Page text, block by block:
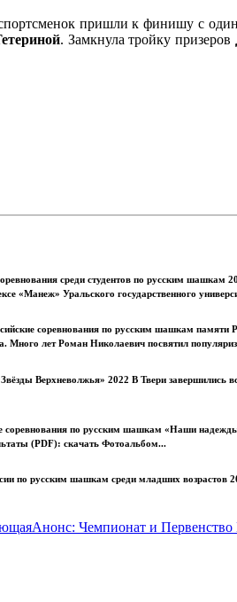
пришли к финишу с
. Замкнула тройку призеров
среди студентов по русским шашкам
«Манеж» Уральского государственного
соревнования по русским шашкам памяти
лет Роман Николаевич посвятил
Верхневолжья» 2022 В Твери
соревнования по русским шашкам «Наши
(PDF): скачать Фотоальбом...
по русским шашкам среди младших возрастов
Анонс: Чемпионат и